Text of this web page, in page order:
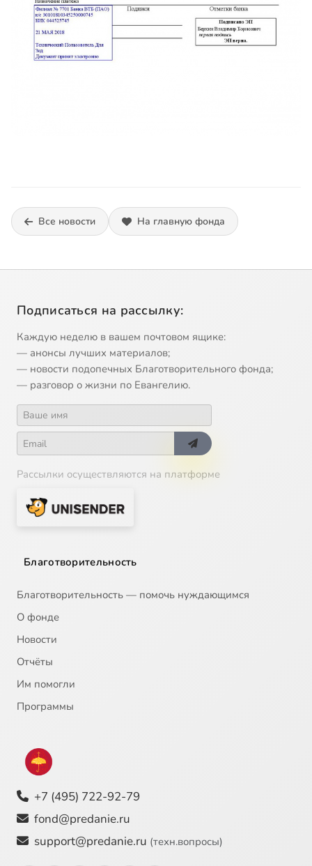
Все новости На главную фонда
Подписаться на рассылку:
Каждую неделю в вашем почтовом ящике:
— анонсы лучших материалов;
— новости подопечных Благотворительного фонда;
— разговор о жизни по Евангелию.
Рассылки осуществляются на платформе
Благотворительность
Благотворительность — помочь нуждающимся
О фонде
Новости
Отчёты
Им помогли
Программы
+7 (495) 722-92-79
fond@predanie.ru
support@predanie.ru (техн.вопросы)